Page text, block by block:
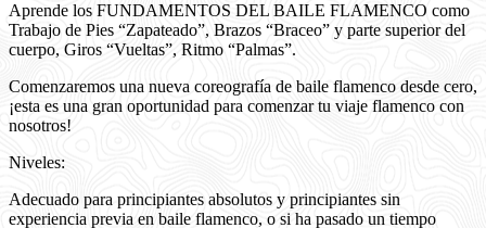
Aprende los FUNDAMENTOS DEL BAILE FLAMENCO como
Trabajo de Pies “Zapateado”, Brazos “Braceo” y parte superior del
cuerpo, Giros “Vueltas”, Ritmo “Palmas”.
Comenzaremos una nueva coreografía de baile flamenco desde cero,
¡esta es una gran oportunidad para comenzar tu viaje flamenco con
nosotros!
Niveles:
Adecuado para principiantes absolutos y principiantes sin
experiencia previa en baile flamenco, o si ha pasado un tiempo